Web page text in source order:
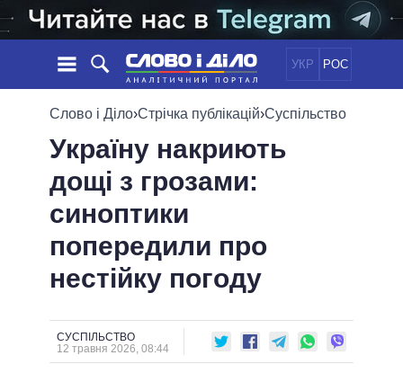
УКР РОС
НОВИНИ
СТРІЧКА
ПОДІЇ
СТАТТІ
ОГЛЯДИ
ДАЙДЖЕСТИ
ПОЛІТИКА
ЕКОНОМІКА
ОБIЦЯНКИ
ПОЛIТИКИ
ПРЕЗИДЕНТ І ОФІС
ВЕРХОВНА РАДА
ГОЛОВИ ОБЛАДМІНІСТРАЦІЙ
МЕРИ МІСТ
ВІДЕО
ПОРІВНЯННЯ ПОЛІТИКІВ
Слово і Діло›Стрічка публікацій›Суспільство
Україну накриють
дощі з грозами:
синоптики
попередили про
нестійку погоду
СУСПІЛЬСТВО
12 травня 2026, 08:44